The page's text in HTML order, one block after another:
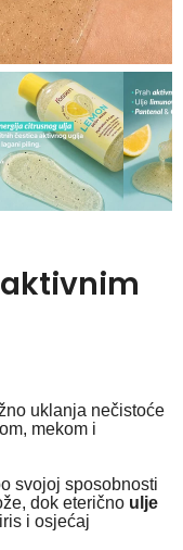
uklanja nečistoće
mekom i
svojoj sposobnosti
dok eterično ulje
i osjećaj